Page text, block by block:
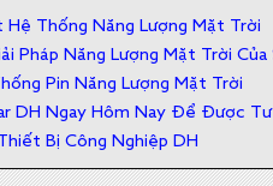
Hệ Thống Năng Lượng Mặt Trời
Pháp Năng Lượng Mặt Trời Của
Pin Năng Lượng Mặt Trời
DH Ngay Hôm Nay Để Được
Bị Công Nghiệp DH